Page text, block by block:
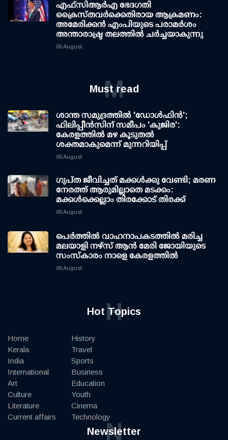
എഫ്‌സി‌ആര്‍‌എ ഭേദഗതി
ക്രൈസ്തവർക്കെതിരായ ആക്രമണം:
അമേരിക്കൻ എംപിയുടെ പരാമർശം
അന്താരാഷ്ട്ര തലത്തിൽ ചർച്ചയാകുന്നു
06 August
Must read
M
ശാന്ത സമുദ്രത്തില്‍ 'ഡോള്‍ഫിന്‍';
ഫിലിപ്പീന്‍സിന് സമീപം 'കുജിര':
കേരളത്തില്‍ മഴ കൂടുതല്‍
ശക്തമാകുമെന്ന് മുന്നറിയിപ്പ്
06 August
ഗുപ്ത ജീവിച്ചത് മക്കള്‍ക്കു വേണ്ടി; മരണ
നേരത്ത് ആരുമില്ലാതെ മടക്കം:
മക്കള്‍ക്കെല്ലാം തിരക്കോട് തിരക്ക്
06 August
പെർത്തിൽ വാഹനാപകടത്തിൽ മരിച്ച
മലയാളി നഴ്സ് ആൻ മേരി ജോയിയുടെ
സംസ്കാരം നാളെ കേരളത്തിൽ
06 August
Hot Topics
H
Home
Kerala
India
International
Art
Culture
Literature
Current affairs
History
Travel
Sports
Business
Education
Youth
Cinema
Technology
Newsletter
N